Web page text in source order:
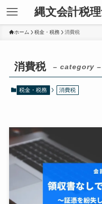
縄文会計税
ホーム 税金・税務 消費税
消費税 – category –
税金・税務 消費税